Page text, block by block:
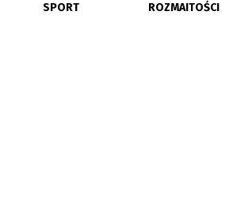
SPORT ROZMAITOŚCI